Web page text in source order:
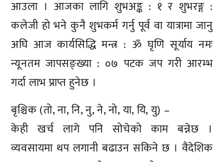
आउला । आजका लागि शुभअङ्क : १ र शुभरङ्ग :
कलेजी हो भने कुनै शुभकर्म गर्नु पूर्व वा यात्रामा जानु
अघि आज कार्यसिद्धि मन्त्र : ॐ घृणि सूर्याय नमः
न्यूनतम जापसङ्ख्या : ०७ पटक जप गरी आरम्भ
गर्दा लाभ प्राप्त हुनेछ ।
बृश्चिक (तो, ना, नि, नु, ने, नो, या, यि, यु) –
केही खर्च लागे पनि सोचेको काम बन्नेछ ।
व्यवसायमा थप लगानी बढाउन सकिने छ । वैदेशिक